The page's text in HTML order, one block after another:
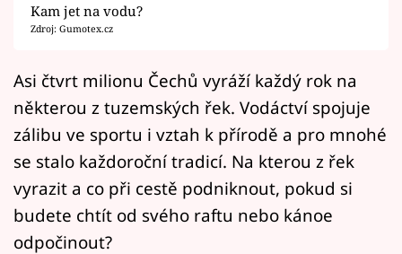
Pořady
Mámy sobě
Přihlášení
Sledujte nás
Kam jet na vodu?
Zdroj: Gumotex.cz
Asi čtvrt milionu Čechů vyráží každý rok na
některou z tuzemských řek. Vodáctví spojuje
zálibu ve sportu i vztah k přírodě a pro mnohé
se stalo každoroční tradicí. Na kterou z řek
vyrazit a co při cestě podniknout, pokud si
budete chtít od svého raftu nebo kánoe
odpočinout?